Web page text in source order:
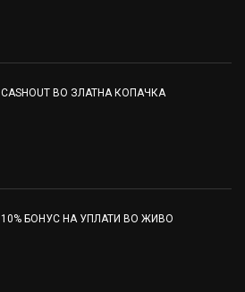
CASHOUT ВО ЗЛАТНА КОПАЧКА
10% БОНУС НА УПЛАТИ ВО ЖИВО